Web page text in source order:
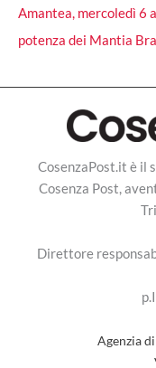
Amantea, mercoledì 6
potenza dei Mantia
CosenzaPost.it è il
Cosenza Post,
Direttore
Agenzia